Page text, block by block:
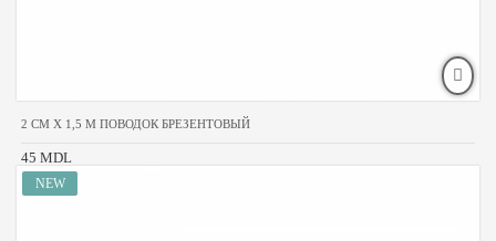
2 CM X 1,5 M ПОВОДОК БРЕЗЕНТОВЫЙ
45 MDL